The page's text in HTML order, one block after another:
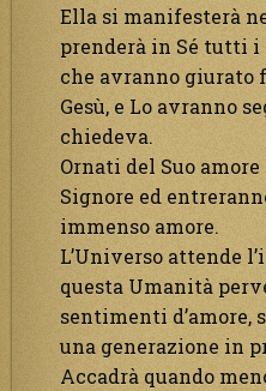
Ella si manifesterà
prenderà in Sé tutti
che avranno giurato
Gesù, e Lo avranno
chiedeva.
Ornati del Suo
Signore ed
immenso amore.
L’Universo attende
questa Umanità
sentimenti d’amore,
una generazione in
Accadrà quando